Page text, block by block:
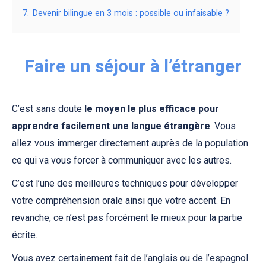
7. Devenir bilingue en 3 mois : possible ou infaisable ?
Faire un séjour à l’étranger
C’est sans doute le moyen le plus efficace pour
apprendre facilement une langue étrangère. Vous
allez vous immerger directement auprès de la population
ce qui va vous forcer à communiquer avec les autres.
C’est l’une des meilleures techniques pour développer
votre compréhension orale ainsi que votre accent. En
revanche, ce n’est pas forcément le mieux pour la partie
écrite.
Vous avez certainement fait de l’anglais ou de l’espagnol